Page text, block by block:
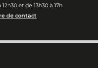
et de 13h30 à 17h
de contact